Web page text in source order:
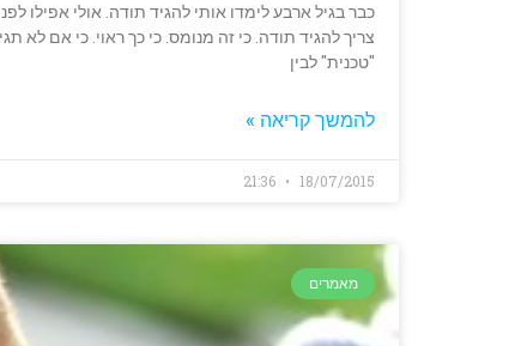
כבר בגיל ארבע לימדו אותי להגיד תודה. אולי אפילו
צריך להגיד תודה. כי זה מנומס. כי כך ראוי. כי אם לא
"טכנית" לבין
להמשך קריאה »
18/07/2015
מאמרים